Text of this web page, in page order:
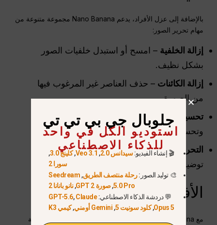
بالإضافة إلى عزل الأفراد، يدعم Nano Banana مجموعة متنوعة من
مهام تحرير الصور:
إزالة الخلفية – امسح أو استبدل خلفيات الصور
بشكل نظيف.
إزالة الكائنات – حذف العناصر غير المرغوب فيها
من الصورة.
تحسين الصورة
– زيادة وضوح التفاصيل
وتحسين جودة الصورة.
التحرير الإبداعي– تحويل الصور إلى رسوم
توضيحية أو رسوم كاريكاتورية أو أنماط فنية.
الأفكار النهائية
مع Nano Banana، لم يعد عزل شخص من صورة جماعية مهمة
جلوبال جي بي تي تي
استوديو الكل في واحد
للذكاء الاصطناعي
🎬 إنشاء الفيديو:سيدانس 2.0 ,
Veo 3.1
,كلينج 3.0
,
سورا 2
🎨 توليد الصور:رحلة منتصف الطريق,
Seedream
5.0 Pro
,صورة GPT 2 ,نانو بانانا 2
💬 دردشة الذكاء الاصطناعي:
GPT-5.6,Claude
Opus 5
,كلود سونيت 5 , Gemini أومني ,كيمي K3